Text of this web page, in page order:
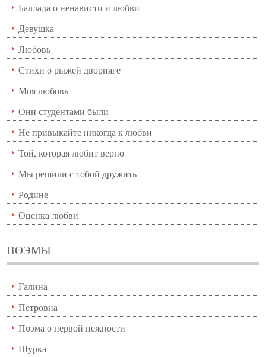
Баллада о ненависти и любви
Девушка
Любовь
Стихи о рыжей дворняге
Моя любовь
Они студентами были
Не привыкайте никогда к любви
Той, которая любит верно
Мы решили с тобой дружить
Родине
Оценка любви
ПОЭМЫ
Галина
Петровна
Поэма о первой нежности
Шурка